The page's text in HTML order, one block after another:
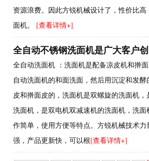
资源浪费。因此方锐机械设计了，性价比
面机。 [查看详情+]
全自动不锈钢洗面机是广大客户创
全自动洗面机 ：洗面机是配备凉皮机和擀
自动洗面机的和面洗面，然后用沉淀和发
皮和擀面皮的，洗面机是双螺旋的洗面机
洗面机，是双电机双减速机的洗面机，洗
作简单，使用方便等特点。方锐机械技术
强，产品更新快，可以根[查看详情+]